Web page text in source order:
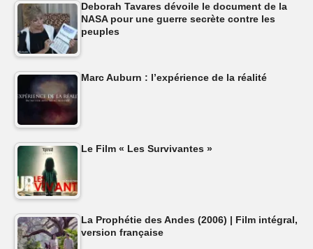
Deborah Tavares dévoile le document de la
NASA pour une guerre secrète contre les
peuples
Marc Auburn : l’expérience de la réalité
Le Film « Les Survivantes »
La Prophétie des Andes (2006) | Film intégral,
version française